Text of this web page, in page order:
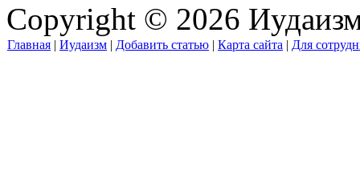
Copyright © 2026
Главная | Иудаизм | Добавить статью | Карта сайта | Для